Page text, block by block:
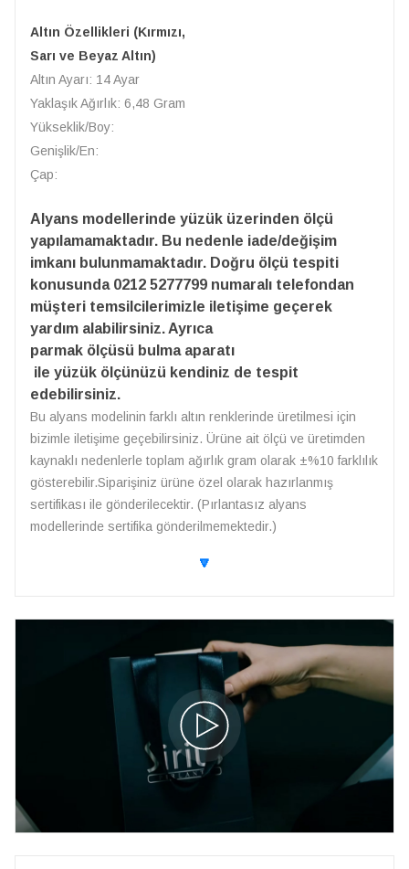
Altın Özellikleri (Kırmızı,
Sarı ve Beyaz Altın)
Altın Ayarı: 14 Ayar
Yaklaşık Ağırlık: 6,48 Gram
Yükseklik/Boy:
Genişlik/En:
Çap:
Alyans modellerinde yüzük üzerinden ölçü
yapılamamaktadır. Bu nedenle iade/değişim
imkanı bulunmamaktadır. Doğru ölçü tespiti
konusunda 0212 5277799 numaralı telefondan
müşteri temsilcilerimizle iletişime geçerek
yardım alabilirsiniz. Ayrıca
parmak ölçüsü bulma aparatı
ile yüzük ölçünüzü kendiniz de tespit
edebilirsiniz.
Bu alyans modelinin farklı altın renklerinde üretilmesi için
bizimle iletişime geçebilirsiniz. Ürüne ait ölçü ve üretimden
kaynaklı nedenlerle toplam ağırlık gram olarak ±%10 farklılık
gösterebilir.Siparişiniz ürüne özel olarak hazırlanmış
sertifikası ile gönderilecektir. (Pırlantasız alyans
modellerinde sertifika gönderilmemektedir.)
🔽